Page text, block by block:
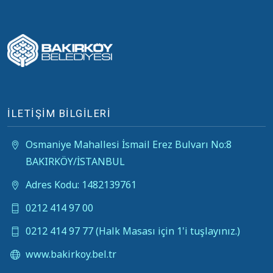
İLETİŞİM BİLGİLERİ
Osmaniye Mahallesi İsmail Erez Bulvarı No:8
BAKIRKÖY/İSTANBUL
Adres Kodu: 1482139761
0212 414 97 00
0212 414 97 77 (Halk Masası için 1'i tuşlayınız.)
www.bakirkoy.bel.tr